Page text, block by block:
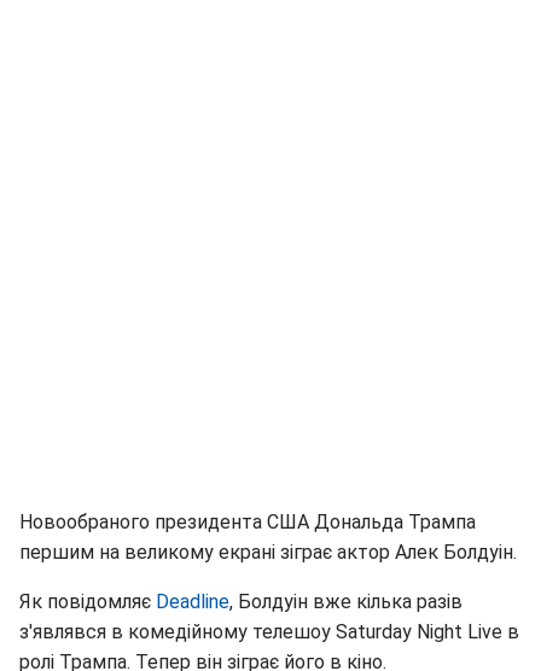
Новообраного президента США Дональда Трампа
першим на великому екрані зіграє актор Алек Болдуін.
Як повідомляє Deadline, Болдуін вже кілька разів
з'являвся в комедійному телешоу Saturday Night Live в
ролі Трампа. Тепер він зіграє його в кіно.